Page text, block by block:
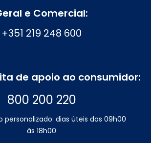
e Comercial:
+351 219 248 600
de apoio ao consumidor:
800 200 220
personalizado: dias úteis das 09h00
às 18h00